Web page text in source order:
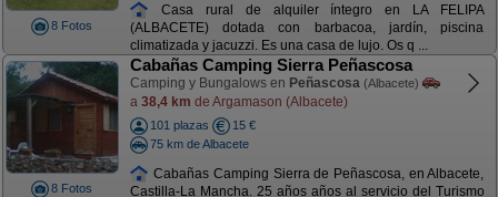
8 Fotos
Casa rural de alquiler íntegro en LA FELIPA
(ALBACETE) dotada con barbacoa, jardín, piscina
climatizada y jacuzzi. Es una casa de lujo. Os q ...
8 Fotos
Cabañas Camping Sierra Peñascosa
Camping y Bungalows en Peñascosa (Albacete)
a 38,4 km de Argamason (Albacete)
101 plazas
15 €
75 km de Albacete
Cabañas Camping Sierra de Peñascosa, en Albacete,
Castilla-La Mancha. 25 años años al servicio del Turismo